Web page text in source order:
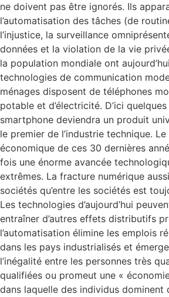
ne doivent pas être ignorés. Ils
l’automatisation des tâches (de
l’injustice, la surveillance
données et la violation de la vie
la population mondiale ont
technologies de communication
ménages disposent de téléphones
potable et d’électricité. D’ici
smartphone deviendra un produit
le premier de l’industrie technique.
économique de ces 30 dernières
fois une énorme avancée
extrêmes. La fracture numérique
sociétés qu’entre les sociétés est
Les technologies d’aujourd’hui
entraîner d’autres effets distributifs
l’automatisation élimine les emplois
dans les pays industrialisés et
l’inégalité entre les personnes très
qualifiées ou promeut une «
dans laquelle des individus dominent